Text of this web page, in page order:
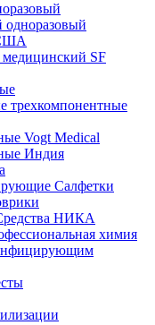
SF
трехкомпонентные
Vogt Medical
Индия
Салфетки
НИКА
химия